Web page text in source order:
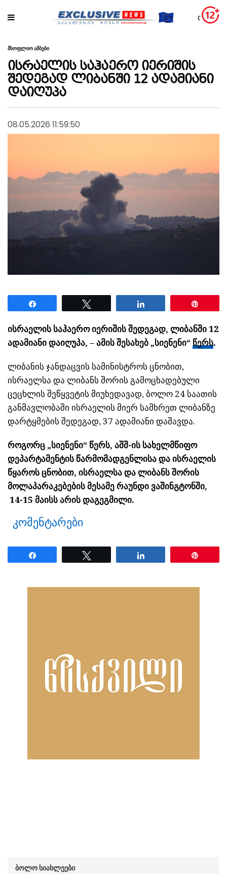
მსოფლიო ამბები
ისრაელის საჰაერო იერიშის
შედეგად ლიბანში 12 ადამიანი
დაიღუპა
08.05.2026 11:59:50
ისრაელის საჰაერო იერიშის შედეგად, ლიბანში 12
ადამიანი დაიღუპა, – ამის შესახებ „სიენენი“ წერს.
ლიბანის ჯანდაცვის სამინისტროს ცნობით,
ისრაელსა და ლიბანს შორის გამოცხადებული
ცეცხლის შეწყვეტის მიუხედავად, ბოლო 24 საათის
განმავლობაში ისრაელის მიერ სამხრეთ ლიბანზე
დარტყმების შედეგად, 37 ადამიანი დაშავდა.
როგორც „სიენენი“ წერს, აშშ-ის სახელმწიფო
დეპარტამენტის წარმომადგენლისა და ისრაელის
წყაროს ცნობით, ისრაელსა და ლიბანს შორის
მოლაპარაკებების მესამე რაუნდი ვაშინგტონში,
14-15 მაისს არის დაგეგმილი.
კომენტარები
ბოლო სიახლეები